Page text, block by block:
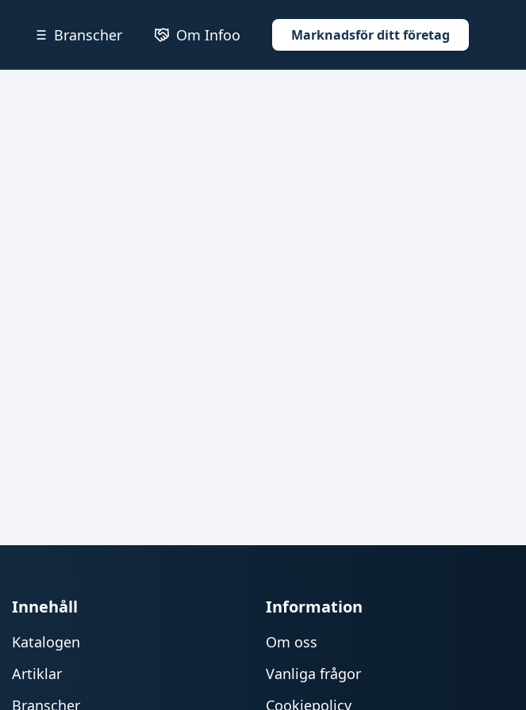
Branscher Om Infoo Marknadsför ditt företag
Innehåll
Katalogen
Artiklar
Branscher
Information
Om oss
Vanliga frågor
Cookiepolicy